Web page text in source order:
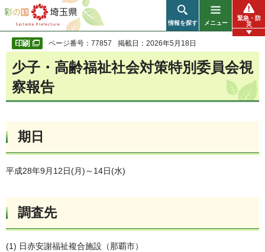
彩の国 埼玉県
情報を探す メニュー
緊急・防
災
ページ番号：77857 掲載日：2026年5月18日
少子・高齢福祉社会対策特別委員会視
察報告
期日
平成28年9月12日(月)～14日(水)
調査先
(1) 日赤安謝福祉複合施設（那覇市）